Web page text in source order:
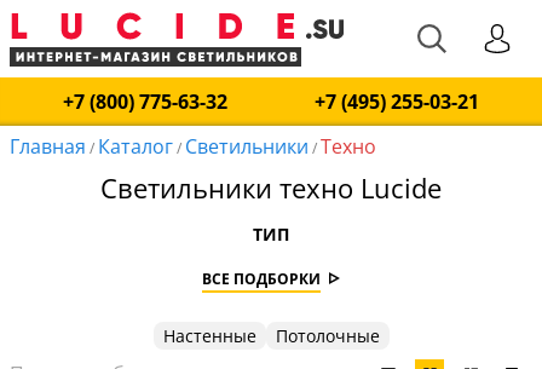
+7 (800) 775-63-32
+7 (495) 255-03-21
Главная / Каталог/ Светильники /Техно
Светильники техно Lucide
ТИП
ВСЕ ПОДБОРКИ
Настенные Потолочные